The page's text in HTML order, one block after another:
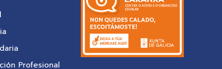
Profesional